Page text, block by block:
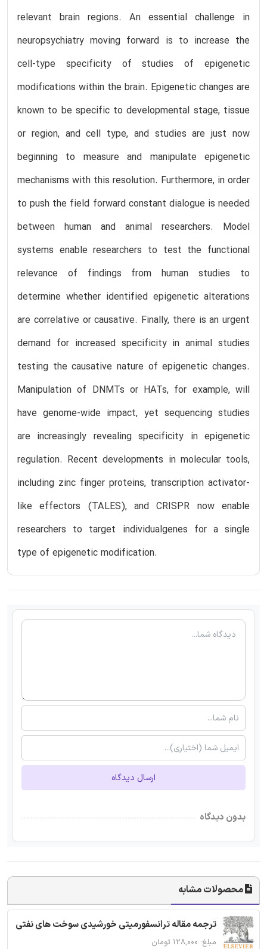
relevant brain regions. An essential challenge in
neuropsychiatry moving forward is to increase the
cell-type specificity of studies of epigenetic
modifications within the brain. Epigenetic changes are
known to be specific to developmental stage, tissue
or region, and cell type, and studies are just now
beginning to measure and manipulate epigenetic
mechanisms with this resolution. Furthermore, in order
to push the field forward constant dialogue is needed
between human and animal researchers. Model
systems enable researchers to test the functional
relevance of findings from human studies to
determine whether identified epigenetic alterations
are correlative or causative. Finally, there is an urgent
demand for increased specificity in animal studies
testing the causative nature of epigenetic changes.
Manipulation of DNMTs or HATs, for example, will
have genome-wide impact, yet sequencing studies
are increasingly revealing specificity in epigenetic
regulation. Recent developments in molecular tools,
including zinc finger proteins, transcription activator-
like effectors (TALES), and CRISPR now enable
researchers to target individualgenes for a single
type of epigenetic modification.
ارسال دیدگاه
بدون دیدگاه
محصولات مشابه
ترجمه مقاله ترانسفورمیتی خورشیدی سوخت های نفتی
مبلغ: ۱۲۸,۰۰۰ تومان